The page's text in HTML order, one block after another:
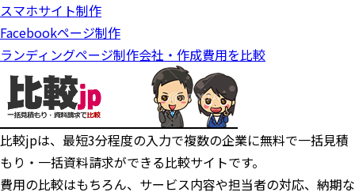
スマホサイト制作
Facebookページ制作
ランディングページ制作会社・作成費用を比較
比較jpは、 最短3分程度の入力で複数の企業に無料で一括見積
もり・一括資料請求ができる比較サイトです。
費用の比較はもちろん、サービス内容や担当者の対応、納期な